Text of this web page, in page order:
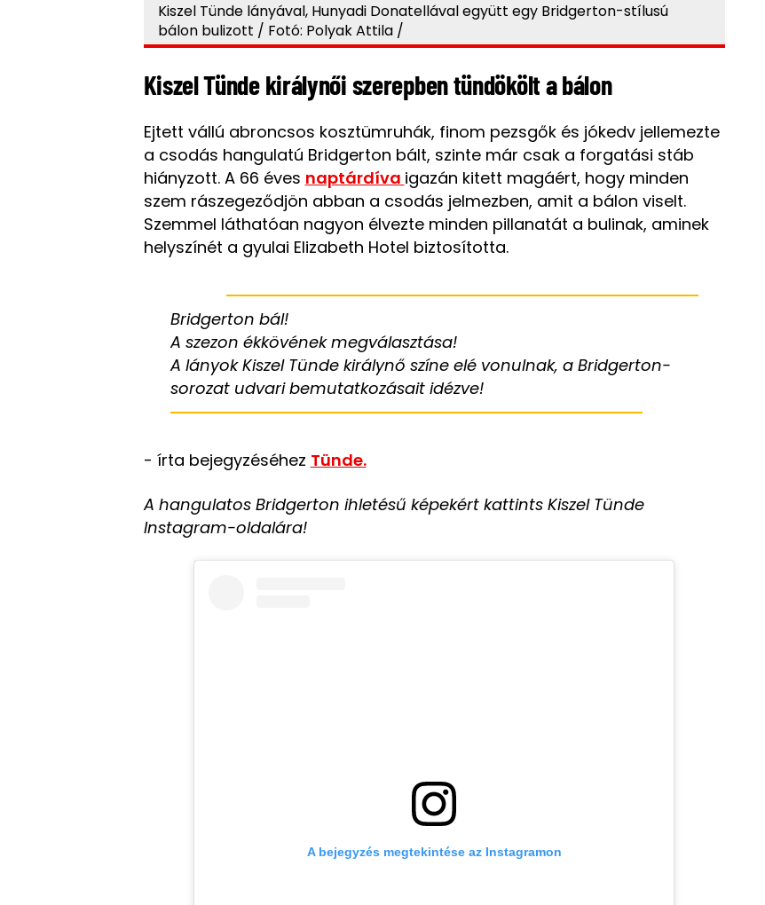
Kiszel Tünde lányával, Hunyadi Donatellával együtt egy Bridgerton-stílusú
bálon bulizott / Fotó: Polyak Attila /
Kiszel Tünde királynői szerepben tündökölt a bálon
Ejtett vállú abroncsos kosztümruhák, finom pezsgők és jókedv jellemezte
a csodás hangulatú Bridgerton bált, szinte már csak a forgatási stáb
hiányzott. A 66 éves naptárdíva igazán kitett magáért, hogy minden
szem rászegeződjön abban a csodás jelmezben, amit a bálon viselt.
Szemmel láthatóan nagyon élvezte minden pillanatát a bulinak, aminek
helyszínét a gyulai Elizabeth Hotel biztosította.
Bridgerton bál!
A szezon ékkövének megválasztása!
A lányok Kiszel Tünde királynő színe elé vonulnak, a Bridgerton-
sorozat udvari bemutatkozásait idézve!
- írta bejegyzéséhez Tünde.
A hangulatos Bridgerton ihletésű képekért kattints Kiszel Tünde
Instagram-oldalára!
A bejegyzés megtekintése az Instagramon